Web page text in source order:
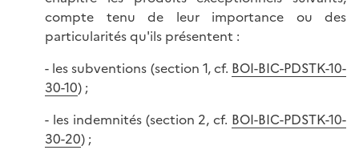
compte tenu de leur importance ou des
particularités qu'ils présentent :
- les subventions (section 1, cf. BOI-BIC-PDSTK-10-
30-10) ;
- les indemnités (section 2, cf. BOI-BIC-PDSTK-10-
30-20) ;